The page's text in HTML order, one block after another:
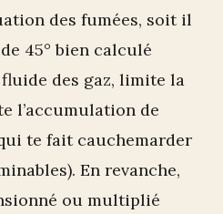
des fumées, soit il
45° bien calculé
des gaz, limite la
l’accumulation de
te fait cauchemarder
En revanche,
ou multiplié